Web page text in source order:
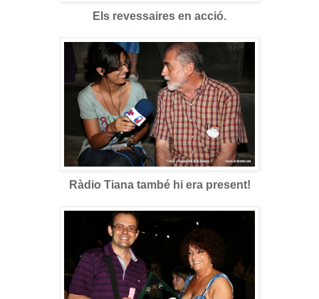
Els revessaires en acció.
Ràdio Tiana també hi era present!